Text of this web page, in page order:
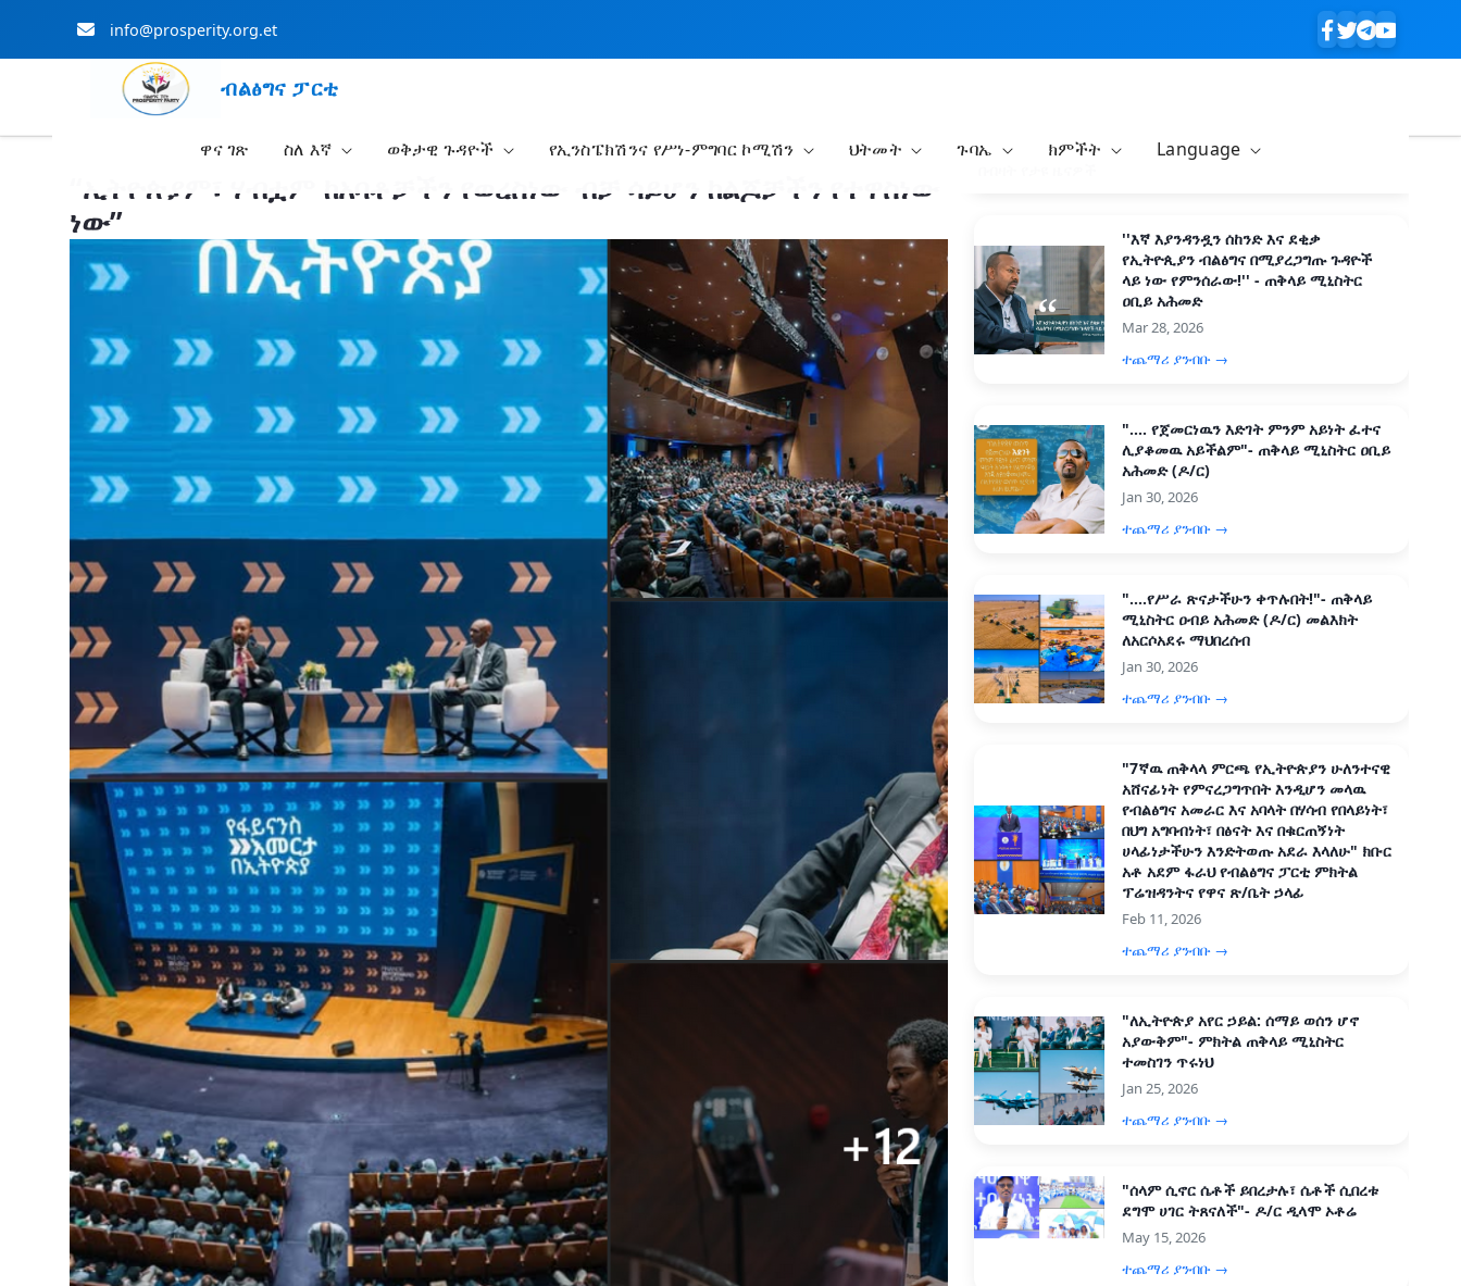
info@prosperity.org.et
ብልፅግና ፓርቲ
ዋና ገጽ ስለ እኛ ወቅታዊ ጉዳዮች የኢንስፔክሽንና የሥነ-ምግባር ኮሚሽን ህትመት ጉባኤ ክምችት Language
“ኢትዮጵያም፣ ሃብቷም ከአባቶቻችን የወረስነው ብቻ ሳይሆን ከልጆቻችን የተዋስነው
ነው”
''እኛ እያንዳንዷን ሰከንድ እና ደቂቃ
የኢትዮጲያን ብልፅግና በሚያረጋግጡ ጉዳዮች
ላይ ነው የምንሰራው!'' - ጠቅላይ ሚኒስትር
ዐቢይ አሕመድ
Mar 28, 2026
ተጨማሪ ያንብቡ →
".... የጀመርነዉን እድገት ምንም አይነት ፈተና
ሊያቆመዉ አይችልም"- ጠቅላይ ሚኒስትር ዐቢይ
አሕመድ (ዶ/ር)
Jan 30, 2026
ተጨማሪ ያንብቡ →
"....የሥራ ጽናታችሁን ቀጥሉበት!"- ጠቅላይ
ሚኒስትር ዐብይ አሕመድ (ዶ/ር) መልእክት
ለአርሶአደሩ ማህበረሰብ
Jan 30, 2026
ተጨማሪ ያንብቡ →
"7ኛዉ ጠቅላላ ምርጫ የኢትዮጵያን ሁለንተናዊ
አሸናፊነት የምናረጋግጥበት እንዲሆን መላዉ
የብልፅግና አመራር እና አባላት በሃሳብ የበላይነት፣
በህግ አግባብነት፣ በፅናት እና በቁርጠኝነት
ሀላፊነታችሁን እንድትወጡ አደራ እላለሁ" ክቡር
አቶ አደም ፋራህ የብልፅግና ፓርቲ ምክትል
ፕሬዝዳንትና የዋና ጽ/ቤት ኃላፊ
Feb 11, 2026
ተጨማሪ ያንብቡ →
"ለኢትዮጵያ አየር ኃይል: ሰማይ ወሰን ሆኖ
አያውቅም"- ምክትል ጠቅላይ ሚኒስትር
ተመስገን ጥሩነህ
Jan 25, 2026
ተጨማሪ ያንብቡ →
"ሰላም ሲኖር ሴቶች ይበረታሉ፣ ሴቶች ሲበረቱ
ደግሞ ሀገር ትጸናለች"- ዶ/ር ዲላሞ ኦቶሬ
May 15, 2026
ተጨማሪ ያንብቡ →